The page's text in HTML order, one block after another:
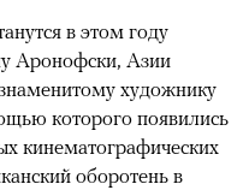
в этом году
Аронофски, Азии
художнику
которого появились
кинематографических
оборотень в